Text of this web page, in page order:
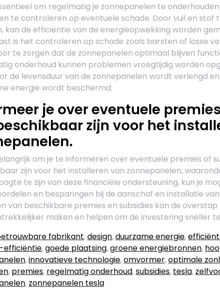
om regelmatig je zonnepanelen te
te controleren op eventuele schade. Door vuil en stof
kan de efficiëntie van de energieopwekking worden
is het controleren op schade zoals barsten of losse
te zorgen dat de zonnepanelen optimaal blijven
onderhoud kunnen problemen vroegtijdig worden
de levensduur van de zonnepanelen wordt verlengd
energie wordt beschermd.
je over eventuele
zijn voor het
om je te informeren over eventuele premies of
zijn voor het installeren van zonnepanelen,
te zijn van deze financiële ondersteuning, kun je
en besparingen bij de aanschaf en installatie
van beschikbare premies en subsidies kan de
maken en helpen om de investering sneller
fabrikant,design,duurzame energie,
efficiëntie,goede plaatsing,groene energiebronnen,
,innovatieve technologie,omvormer,optimale
, premies, regelmatig onderhoud,subsidies, tesla,
, zonnepanelen tesla